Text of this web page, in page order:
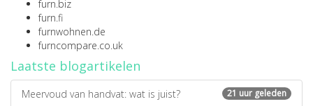
furn.biz
furn.fi
furnwohnen.de
furncompare.co.uk
Laatste blogartikelen
21 uur geleden
Meervoud van handvat: wat is juist?